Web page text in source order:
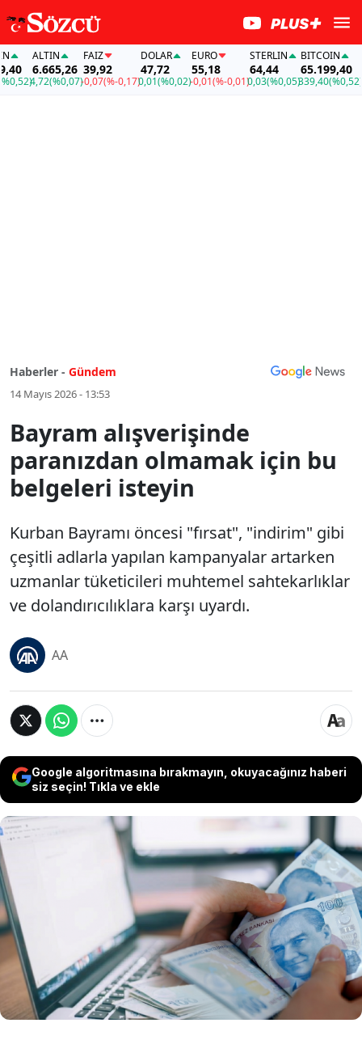
ALTIN
6.665,26
4,72(%0,07)
FAİZ
39,92
-0,07(%-0,17)
DOLAR
47,72
0,01(%0,02)
EURO
55,18
-0,01(%-0,01)
STERLIN
64,44
0,03(%0,05)
BITCOIN
65.199,40
339,40(%0,52)
Haberler - Gündem
14 Mayıs 2026 - 13:53
Bayram alışverişinde
paranızdan olmamak için bu
belgeleri isteyin
Kurban Bayramı öncesi "fırsat", "indirim" gibi
çeşitli adlarla yapılan kampanyalar artarken
uzmanlar tüketicileri muhtemel sahtekarlıklar
ve dolandırıcılıklara karşı uyardı.
AA
Google algoritmasına bırakmayın, okuyacağınız haberi
siz seçin! Tıkla ve ekle
Kurban Bayramı öncesi "fırsat", "indirim"
gibi çeşitli adlarla yapılan kampanyalar
artarken uzmanlar tüketicileri muhtemel
sahtekarlıklar ve dolandırıcılıklara karşı
uyardı.